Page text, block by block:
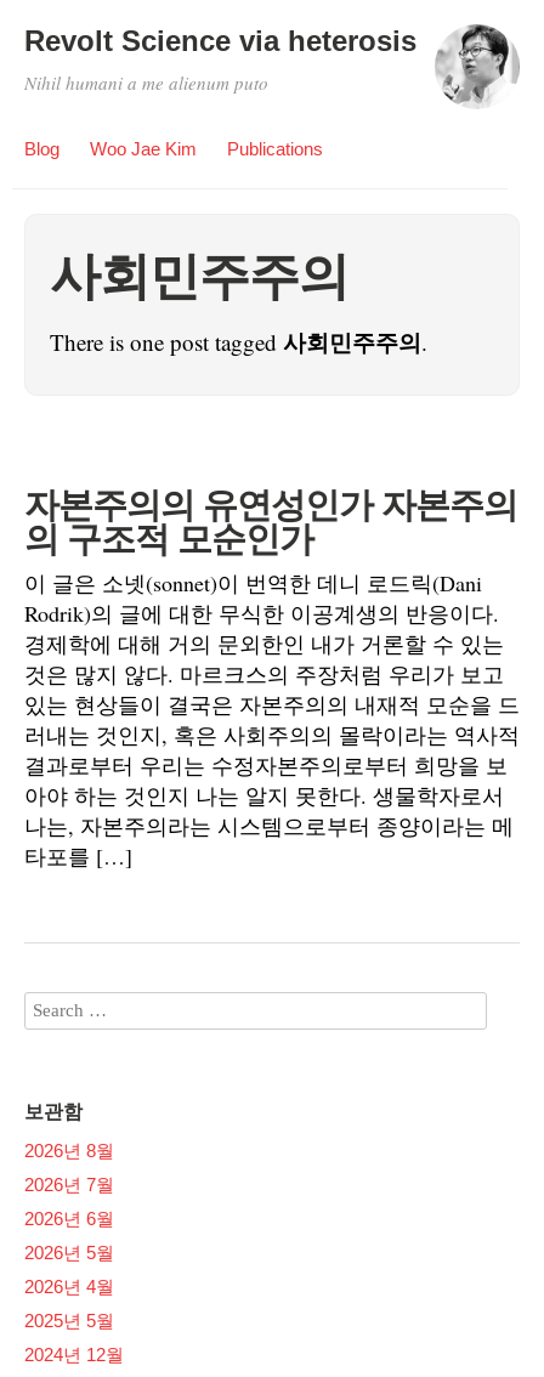
Revolt Science via heterosis
Nihil humani a me alienum puto
Blog Woo Jae Kim Publications
사회민주주의
There is one post tagged 사회민주주의.
자본주의의 유연성인가 자본주의
의 구조적 모순인가
이 글은 소넷(sonnet)이 번역한 데니 로드릭(Dani
Rodrik)의 글에 대한 무식한 이공계생의 반응이다.
경제학에 대해 거의 문외한인 내가 거론할 수 있는
것은 많지 않다. 마르크스의 주장처럼 우리가 보고
있는 현상들이 결국은 자본주의의 내재적 모순을 드
러내는 것인지, 혹은 사회주의의 몰락이라는 역사적
결과로부터 우리는 수정자본주의로부터 희망을 보
아야 하는 것인지 나는 알지 못한다. 생물학자로서
나는, 자본주의라는 시스템으로부터 종양이라는 메
타포를 […]
보관함
2026년 8월
2026년 7월
2026년 6월
2026년 5월
2026년 4월
2025년 5월
2024년 12월